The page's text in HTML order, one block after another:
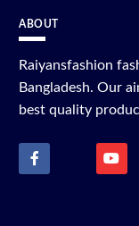
ABOUT
Raiyansfashion
Bangladesh. Our
best quality